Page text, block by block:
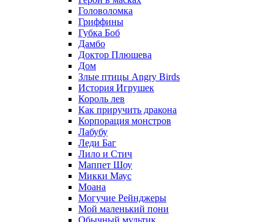
Головоломка
Гриффины
Губка Боб
Дамбо
Доктор Плюшева
Дом
Злые птицы Angry Birds
История Игрушек
Король лев
Как приручить дракона
Корпорация монстров
Лабубу
Леди Баг
Лило и Стич
Маппет Шоу
Микки Маус
Моана
Могучие Рейнджеры
Мой маленький пони
Обычный мультик